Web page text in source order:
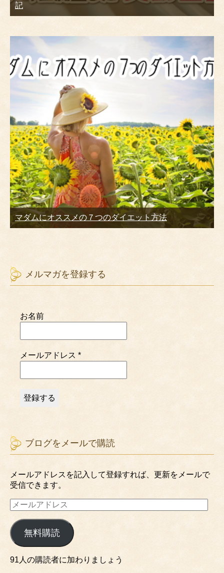
記
マダムにオススメの７つのダイエット方法
メルマガを登録する
お名前
メールアドレス *
ブログをメールで購読
メールアドレスを記入して登録すれば、更新をメールで
受信できます。
メ
ー
ル
ア
ド
レ
無料購読
91人の購読者に加わりましょう